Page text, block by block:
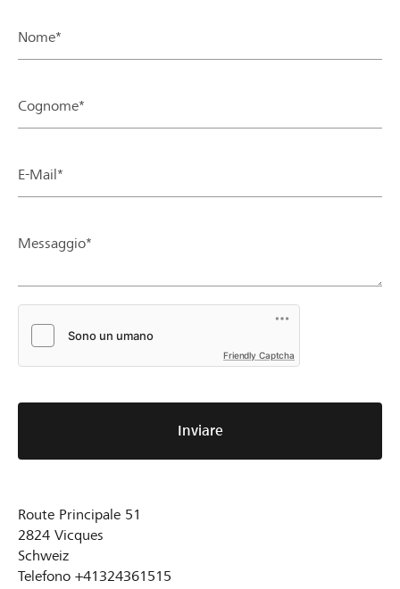
Nome*
Cognome*
E-Mail*
Messaggio*
Friendly Captcha
Inviare
Route Principale 51
2824 Vicques
Schweiz
Telefono +41324361515